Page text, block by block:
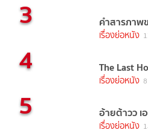
3 คำสารภา
เรื่องย่อหนัง
4 The Last
เรื่องย่อหนัง
5 อ้ายต้าวว เ
เรื่องย่อหนัง